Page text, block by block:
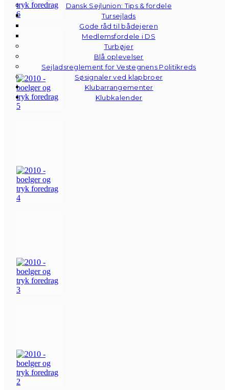
Dansk Sejlunion: Tips & fordele
Tursejlads
Gode råd til bådejeren
Medlemsfordele i DS
Turbøjer
Blå oplevelser
Sejladsreglement for Vestegnens Politikreds
Søsignaler ved klapbroer
Klubarrangementer
Klubkalender